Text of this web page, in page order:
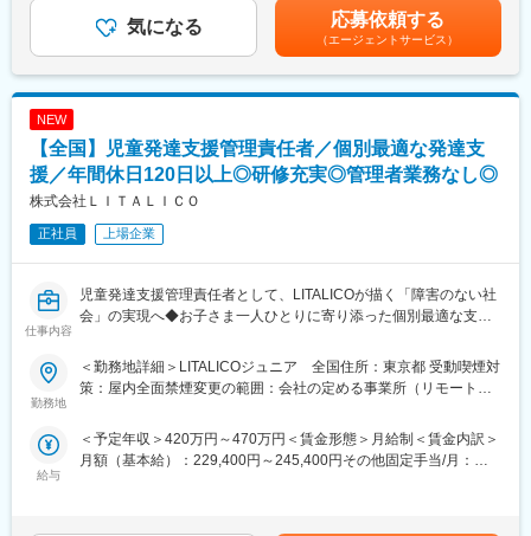
・コンプライアンスに基づくサービス？管理業務全般
・相談援助業務
・地域における関係機関との連絡調整・折衝業務
・福祉サービスの説明、関係機関利用の際のアドバイス
■LITALICOワークスの特徴
1. 個別対応の支援プログラム
障害名にとらわれず、一人ひとりの特性やペースに合わせた支援
を行います。自己理解を深めるカウンセリングや、ビジネスマナ
ー、PCスキル、コミュニケーション力向上など、多彩なプログラ
ムを提供しています。
2. 就職活動前から就職後までの一貫サポート
就職活動前の準備から、企業インターンシップを通じた適性確
います。
LITALICOワークスでは、これまでに累計15,000名以上の就職をサ
ポートし、就職後の定着率は約90%と高い実績を誇ります。
与：あり（年2回/5月・11月）※超過した時間外労働の残業時間代
は追加支給※給与はスキル・経験・転勤の可否に応じて決定いたし
ますので、上記年収は目安となります。賃金はあくまでも目安の
金額であり、選考を通じて上下する可能性があります。月給(月額)
は固定手当を含めた表記です。
気になる 応募依頼する
（エージェントサービス）
NEW
【全国】児童発達支援管理責任者／個別最適な発達支
援／年間休日120日以上◎研修充実◎管理者業務なし◎
株式会社ＬＩＴＡＬＩＣＯ
正社員 上場企業
仕事内容
児童発達支援管理責任者として、LITALICOが描く「障害のない社
会」の実現へ◆お子さま一人ひとりに寄り添った個別最適な支援
■『LITALICOジュニア』とは？
学習方法は完全オーダーメイド。これまでに2万人以上のお子さま
を支援した実績やノウハウを活かし、1万5000点もの教材を用い
勤務地
＜勤務地詳細＞LITALICOジュニア 全国住所：東京都 受動喫煙対
策：屋内全面禁煙変更の範囲：会社の定める事業所（リモートワ
給与
＜予定年収＞420万円～470万円＜賃金形態＞月給制＜賃金内訳＞
月額（基本給）：229,400円～245,400円その他固定手当/月：